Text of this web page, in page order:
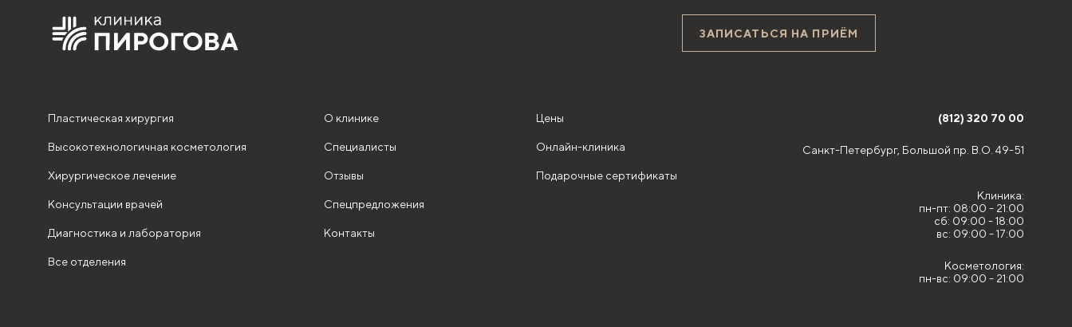
ЗАПИСАТЬСЯ НА ПРИЁМ
Пластическая хирургия
Высокотехнологичная косметология
Хирургическое лечение
Консультации врачей
Диагностика и лаборатория
Все отделения
О клинике
Специалисты
Отзывы
Спецпредложения
Контакты
Цены
Онлайн-клиника
Подарочные сертификаты
(812) 320 70 00
Санкт-Петербург, Большой пр. В.О. 49-51
Клиника:
пн-пт: 08:00 - 21:00
сб: 09:00 - 18:00
вс: 09:00 - 17:00
Косметология:
пн-вс: 09:00 - 21:00